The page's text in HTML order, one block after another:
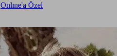
Onlıne'a Özel